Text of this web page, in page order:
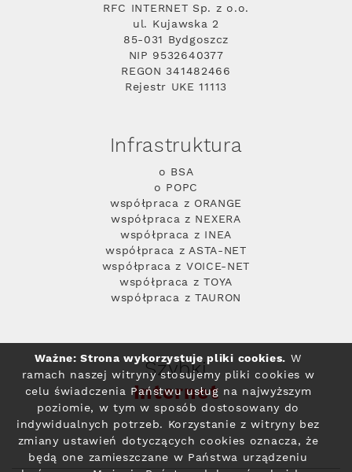
RFC INTERNET Sp. z o.o.
ul. Kujawska 2
85-031 Bydgoszcz
NIP 9532640377
REGON 341482466
Rejestr UKE 11113
Infrastruktura
o BSA
o POPC
współpraca z ORANGE
współpraca z NEXERA
współpraca z INEA
współpraca z ASTA-NET
współpraca z VOICE-NET
współpraca z TOYA
współpraca z TAURON
Szybki
Internet
Ważne: Strona wykorzystuje pliki cookies. W
ramach naszej witryny stosujemy pliki cookies w
celu świadczenia Państwu usług na najwyższym
poziomie, w tym w sposób dostosowany do
indywidualnych potrzeb. Korzystanie z witryny bez
zmiany ustawień dotyczących cookies oznacza, że
będą one zamieszczane w Państwa urządzeniu